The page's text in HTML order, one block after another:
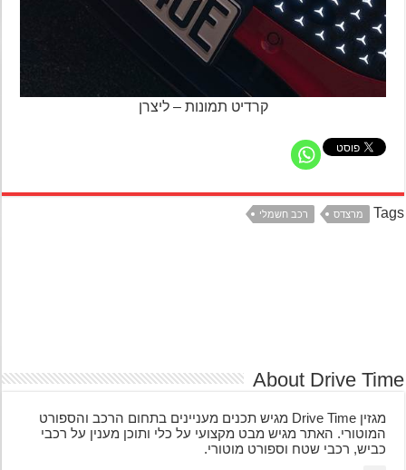
קרדיט תמונות – ליצרן
מרצדס רכב חשמלי
About Drive
מגזין Drive Time מגיש תכנים מעניינים בתחום הרכב והספורט
המוטורי. האתר מגיש מבט מקצועי על כלי ותוכן מענין על רכבי
כביש, רכבי שטח וספורט מוטורי.